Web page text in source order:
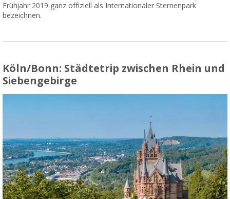
Frühjahr 2019 ganz offiziell als Internationaler Sternenpark
bezeichnen.
Köln/Bonn: Städtetrip zwischen Rhein und
Siebengebirge